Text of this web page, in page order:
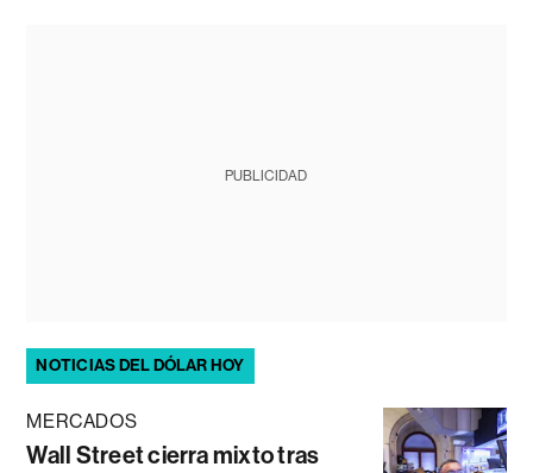
PUBLICIDAD
NOTICIAS DEL DÓLAR HOY
MERCADOS
Wall Street cierra mixto tras